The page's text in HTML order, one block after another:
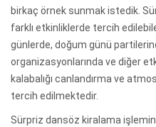
birkaç örnek sunmak istedik.
farklı etkinliklerde tercih
günlerde, doğum günü
organizasyonlarında ve diğer
kalabalığı canlandırma ve
tercih edilmektedir.
Sürpriz dansöz kiralama